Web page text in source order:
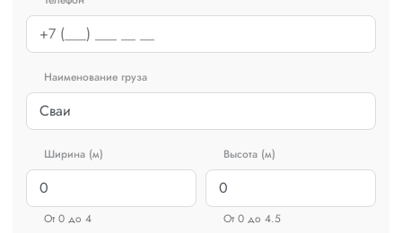
Наименование груза
Ширина (м)
От 0 до 4
Высота (м)
От 0 до 4.5